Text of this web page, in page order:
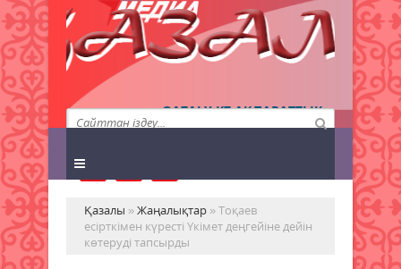
QAZALY.KZ АҚПАРАТТЫҚ
АГЕНТТІГІ
Қазалы »Жаңалықтар » Тоқаев
есірткімен күресті Үкімет деңгейіне дейін
көтеруді тапсырды